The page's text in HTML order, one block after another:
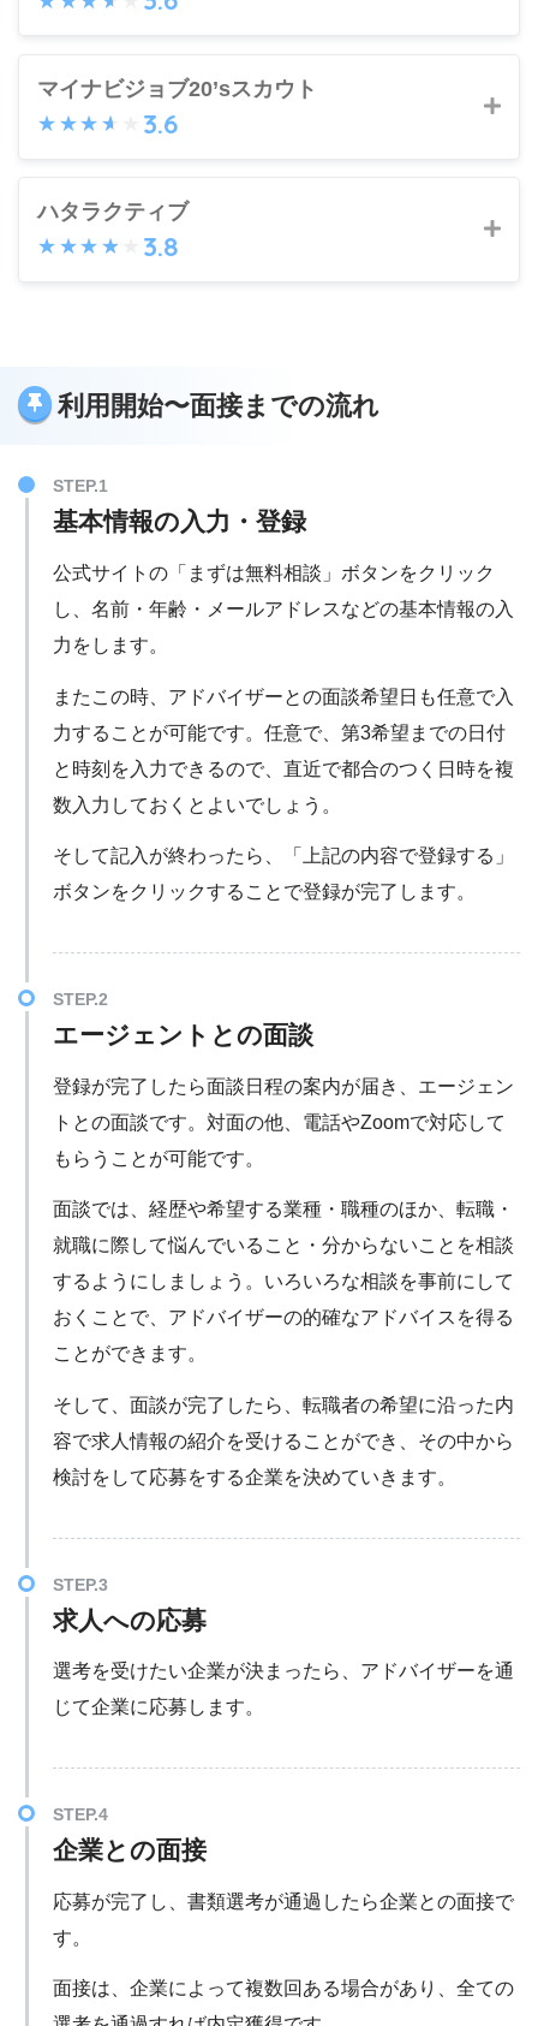
未経験歓迎求人を多数保有
高い内定率・入社後の定着率
未経験求人が豊富
アーシャルデザインのデメリット
マイナビジョブ20’sスカウト
3.6
企業からスカウト
マイナビジョブ20’sスカウトのデメリット
利用方法や詳細を見る
ハタラクティブ
3.8
スピード内定も可
ハタラクティブのデメリット
ハイクラス（高収入）の求人はない
地方の求人は少ない
利用方法や詳細を見る
利用開始〜面接までの流れ
基本情報の入力・登録
公式サイトの「まずは無料相談」ボタンをクリック
し、名前・年齢・メールアドレスなどの基本情報の入
力をします。
またこの時、アドバイザーとの面談希望日も任意で入
力することが可能です。任意で、第3希望までの日付
と時刻を入力できるので、直近で都合のつく日時を複
数入力しておくとよいでしょう。
そして記入が終わったら、「上記の内容で登録する」
ボタンをクリックすることで登録が完了します。
エージェントとの面談
登録が完了したら面談日程の案内が届き、エージェン
トとの面談です。対面の他、電話やZoomで対応して
もらうことが可能です。
面談では、経歴や希望する業種・職種のほか、転職・
就職に際して悩んでいること・分からないことを相談
するようにしましょう。いろいろな相談を事前にして
おくことで、アドバイザーの的確なアドバイスを得る
ことができます。
そして、面談が完了したら、転職者の希望に沿った内
容で求人情報の紹介を受けることができ、その中から
検討をして応募をする企業を決めていきます。
求人への応募
選考を受けたい企業が決まったら、アドバイザーを通
じて企業に応募します。
企業との面接
応募が完了し、書類選考が通過したら企業との面接で
す。
面接は、企業によって複数回ある場合があり、全ての